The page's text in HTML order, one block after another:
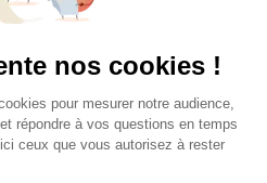
nos cookies !
pour mesurer notre audience,
répondre à vos questions en temps
ceux que vous autorisez à rester